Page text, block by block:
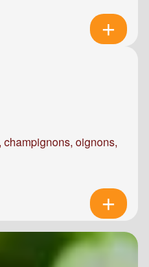
oignons,